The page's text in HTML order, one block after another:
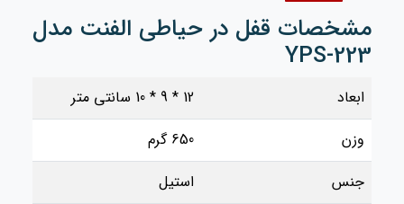
مشخصات قفل در حیاطی الفنت مدل
YPS-223
ابعاد
12 * 9 * 10 سانتی متر
وزن
650 گرم
جنس
استیل